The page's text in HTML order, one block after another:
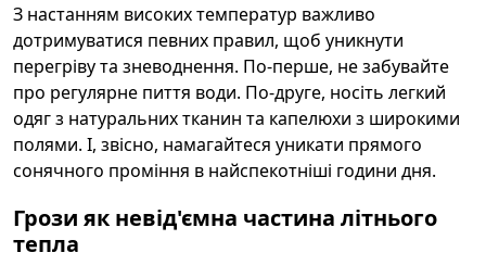
З настанням високих температур важливо
дотримуватися певних правил, щоб уникнути
перегріву та зневоднення. По-перше, не забувайте
про регулярне пиття води. По-друге, носіть легкий
одяг з натуральних тканин та капелюхи з широкими
полями. І, звісно, намагайтеся уникати прямого
сонячного проміння в найспекотніші години дня.
Грози як невід'ємна частина літнього
тепла